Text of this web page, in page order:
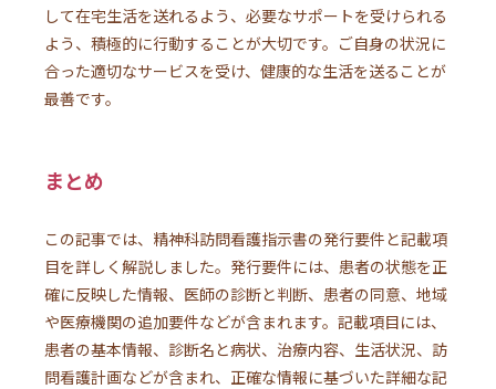
して在宅生活を送れるよう、必要なサポートを受けられる
よう、積極的に行動することが大切です。ご自身の状況に
合った適切なサービスを受け、健康的な生活を送ることが
最善です。
まとめ
この記事では、精神科訪問看護指示書の発行要件と記載項
目を詳しく解説しました。発行要件には、患者の状態を正
確に反映した情報、医師の診断と判断、患者の同意、地域
や医療機関の追加要件などが含まれます。記載項目には、
患者の基本情報、診断名と病状、治療内容、生活状況、訪
問看護計画などが含まれ、正確な情報に基づいた詳細な記